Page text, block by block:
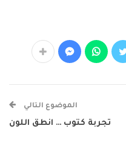
الموضوع التالي
تجربة كتوب … انطق اللون